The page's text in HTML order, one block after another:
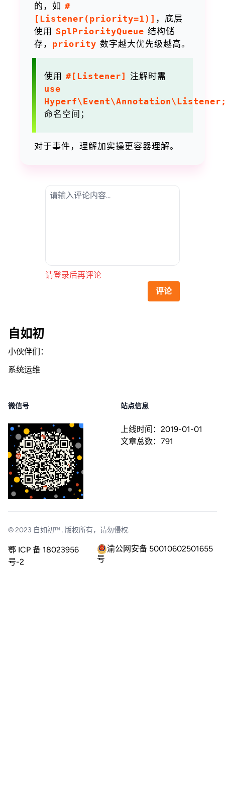
的，如 #
[Listener(priority=1)] ，底层
使用 SplPriorityQueue 结构储
存， priority 数字越大优先级越高。
使用 #[Listener]
注解时需
use
命名空间；
对于事件，理解加实操更容器理解。
请登录后再评论
评论
自如初
小伙伴们：
系统运维
微信号 站点信息
上线时间： 2019-01-01
文章总数： 791
© 2023 自如初™. 版权所有，请勿侵权.
鄂 ICP 备 18023956
号-2
渝公网安备 50010602501655
号